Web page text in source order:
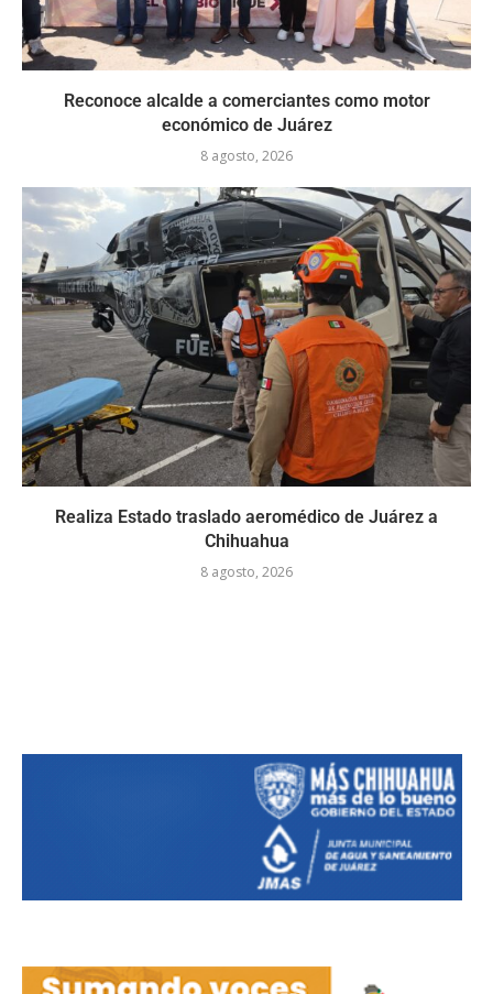
Reconoce alcalde a comerciantes como motor
económico de Juárez
8 agosto, 2026
Realiza Estado traslado aeromédico de Juárez a
Chihuahua
8 agosto, 2026